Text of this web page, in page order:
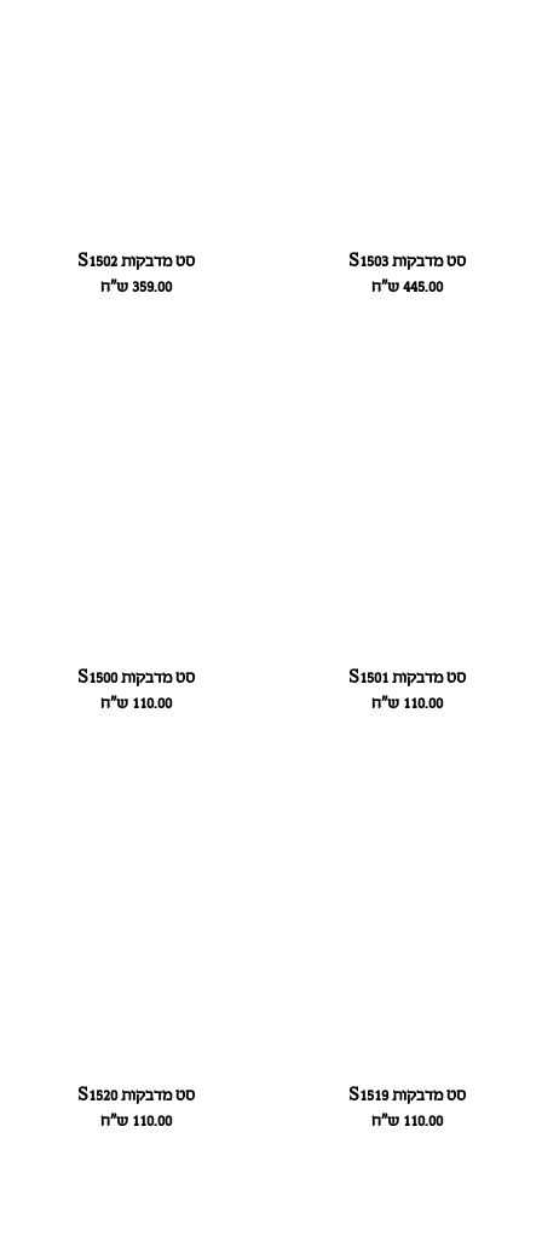
סט מדבקות S1503
445.00 ש״ח
סט מדבקות S1502
359.00 ש״ח
סט מדבקות S1501
110.00 ש״ח
סט מדבקות S1500
110.00 ש״ח
סט מדבקות S1519
110.00 ש״ח
סט מדבקות S1520
110.00 ש״ח